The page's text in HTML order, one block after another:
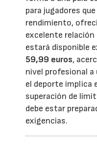
para jugadores
rendimiento,
excelente relación
estará disponible
59,99 euros,
nivel profesional a
el deporte implica
superación de
debe estar
exigencias.